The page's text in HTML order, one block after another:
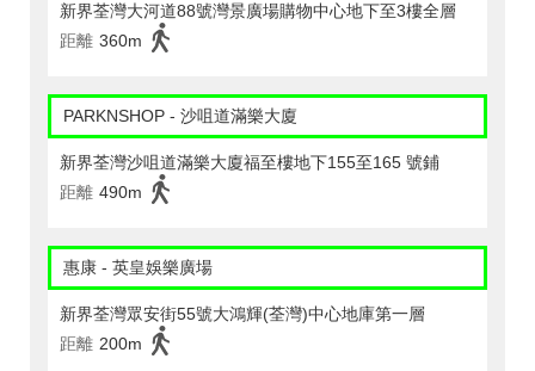
新界荃灣大河道88號灣景廣場購物中心地下至3樓全層
距離 360m
PARKNSHOP - 沙咀道滿樂大廈
新界荃灣沙咀道滿樂大廈福至樓地下155至165 號鋪
距離 490m
惠康 - 英皇娛樂廣場
新界荃灣眾安街55號大鴻輝(荃灣)中心地庫第一層
距離 200m